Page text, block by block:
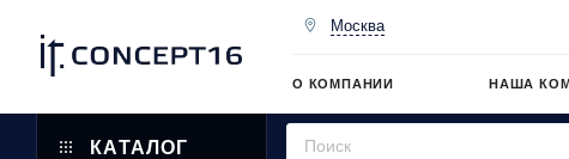
Москва
О КОМПАНИИ НАША
КАТАЛОГ